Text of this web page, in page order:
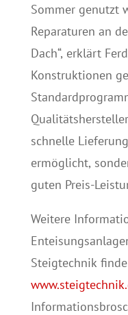
Sommer genutzt
Reparaturen an
Dach“, erklärt
Konstruktionen
schnelle
ermöglicht,
guten Preis-
Weitere
Steigtechnik